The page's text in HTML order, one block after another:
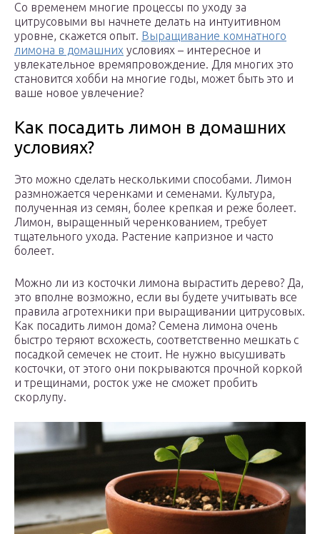
Со временем многие процессы по уходу за
цитрусовыми вы начнете делать на интуитивном
уровне, скажется опыт. Выращивание комнатного
лимона в домашних условиях – интересное и
увлекательное времяпровождение. Для многих это
становится хобби на многие годы, может быть это и
ваше новое увлечение?
Как посадить лимон в домашних
условиях?
Это можно сделать несколькими способами. Лимон
размножается черенками и семенами. Культура,
полученная из семян, более крепкая и реже болеет.
Лимон, выращенный черенкованием, требует
тщательного ухода. Растение капризное и часто
болеет.
Можно ли из косточки лимона вырастить дерево? Да,
это вполне возможно, если вы будете учитывать все
правила агротехники при выращивании цитрусовых.
Как посадить лимон дома? Семена лимона очень
быстро теряют всхожесть, соответственно мешкать с
посадкой семечек не стоит. Не нужно высушивать
косточки, от этого они покрываются прочной коркой
и трещинами, росток уже не сможет пробить
скорлупу.